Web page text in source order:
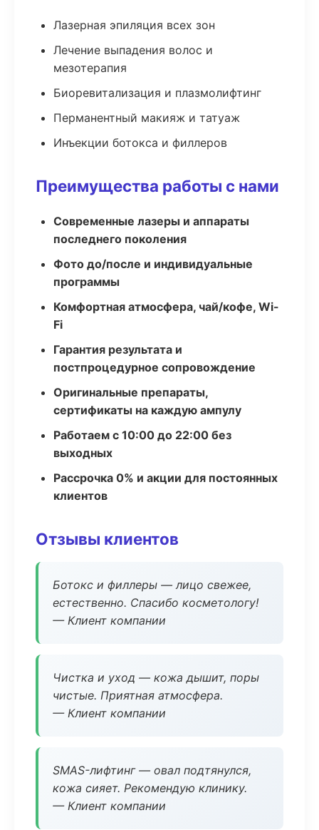
Лазерная эпиляция всех зон
Лечение выпадения волос и
мезотерапия
Биоревитализация и плазмолифтинг
Перманентный макияж и татуаж
Инъекции ботокса и филлеров
Преимущества работы с нами
Современные лазеры и аппараты
последнего поколения
Фото до/после и индивидуальные
программы
Комфортная атмосфера, чай/кофе, Wi-
Fi
Гарантия результата и
постпроцедурное сопровождение
Оригинальные препараты,
сертификаты на каждую ампулу
Работаем с 10:00 до 22:00 без
выходных
Рассрочка 0% и акции для постоянных
клиентов
Отзывы клиентов
Ботокс и филлеры — лицо свежее,
естественно. Спасибо косметологу!
— Клиент компании
Чистка и уход — кожа дышит, поры
чистые. Приятная атмосфера.
— Клиент компании
SMAS-лифтинг — овал подтянулся,
кожа сияет. Рекомендую клинику.
— Клиент компании